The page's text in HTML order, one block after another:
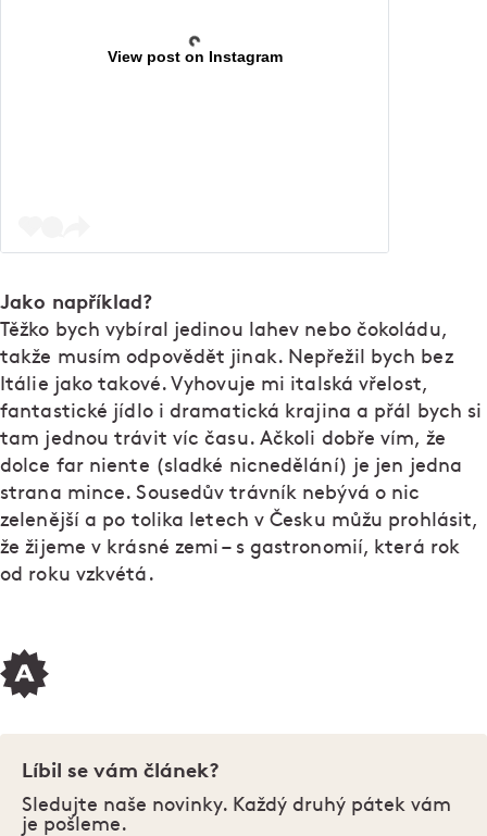
View post on Instagram
Jako například?
Těžko bych vybíral jedinou lahev nebo čokoládu,
takže musím odpovědět jinak. Nepřežil bych bez
Itálie jako takové. Vyhovuje mi italská vřelost,
fantastické jídlo i dramatická krajina a přál bych si
tam jednou trávit víc času. Ačkoli dobře vím, že
dolce far niente (sladké nicnedělání) je jen jedna
strana mince. Sousedův trávník nebývá o nic
zelenější a po tolika letech v Česku můžu prohlásit,
že žijeme v krásné zemi – s gastronomií, která rok
od roku vzkvétá.
Líbil se vám článek?
Sledujte naše novinky. Každý druhý pátek vám
je pošleme.